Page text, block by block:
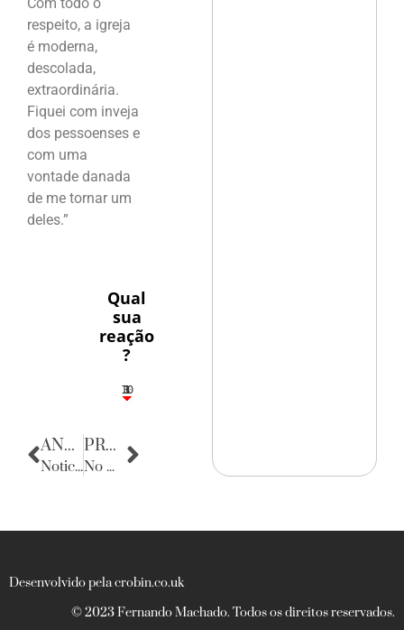
respeito, a igreja
é moderna,
descolada,
extraordinária.
Fiquei com inveja
dos pessoenses e
com uma
vontade danada
de me tornar um
deles.”
Qual
sua
reação
?
3
1
1
3
10
ANTERIOR
Noticias do Rio Grande do Norte
PRÓXIMA
No Mundo dos esportes
Desenvolvido pela crobin.co.uk
© 2023 Fernando Machado. Todos os direitos reservados.